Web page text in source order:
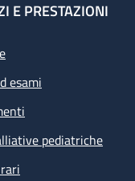
E PRESTAZIONI
esami
pediatriche